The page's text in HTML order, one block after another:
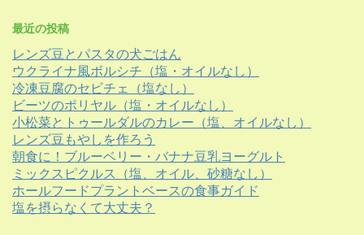
最近の投稿
レンズ豆とパスタの犬ごはん
ウクライナ風ボルシチ（塩・オイルなし）
冷凍豆腐のセビチェ（塩なし）
ビーツのポリヤル（塩・オイルなし）
小松菜とトゥールダルのカレー（塩、オイルなし）
レンズ豆もやしを作ろう
朝食に！ブルーベリー・バナナ豆乳ヨーグルト
ミックスピクルス（塩、オイル、砂糖なし）
ホールフードプラントベースの食事ガイド
塩を摂らなくて大丈夫？